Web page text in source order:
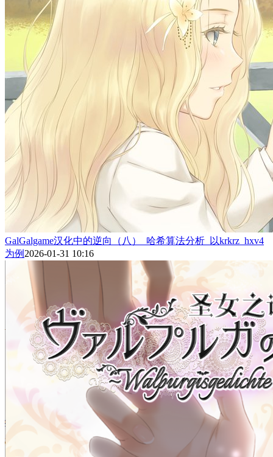
GalGalgame汉化中的逆向（八）_哈希算法分析_以krkrz_hxv4
为例 2026-01-31 10:16